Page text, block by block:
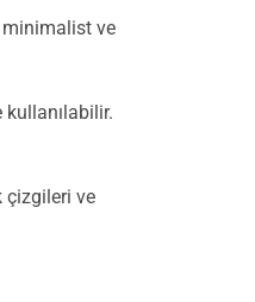
minimalist ve
çizgileri ve